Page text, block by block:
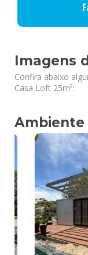
Imagens
Confira abaixo
Casa Loft 25m²:
Ambiente